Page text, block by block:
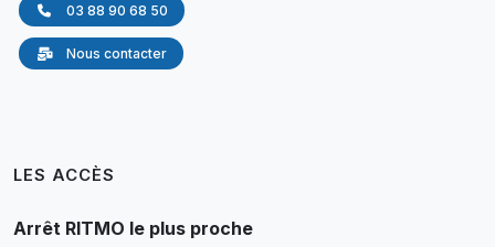
03 88 90 68 50
Nous contacter
LES ACCÈS
Arrêt RITMO le plus proche